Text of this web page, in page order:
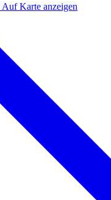
Auf Karte anzeigen